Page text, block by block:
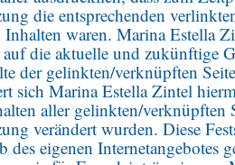
die entsprechenden
waren. Marina Estella
die aktuelle und zukünftige
der gelinkten/verknüpften
sich Marina Estella Zintel
aller gelinkten/verknüpften
verändert wurden. Diese
des eigenen Internetangebotes